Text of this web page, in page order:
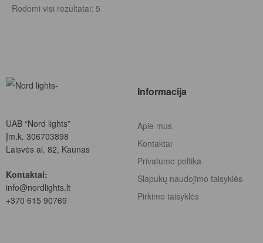
Rodomi visi rezultatai: 5
UAB “Nord lights”
Įm.k. 306703898
Laisvės al. 82, Kaunas
Kontaktai:
info@nordlights.lt
+370 615 90769
Informacija
Apie mus
Kontaktai
Privatumo poltika
Slapukų naudojimo taisyklės
Pirkimo taisyklės